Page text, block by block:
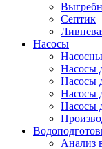
Септик
Насосы
Насосы
Насосы
Насосы
Насосы
Анализ